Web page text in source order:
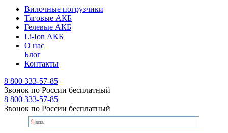
Вилочные погрузчики
Тяговые АКБ
Гелевые АКБ
Li-Ion АКБ
О нас
Блог
Контакты
8 800 333-57-85
Звонок по России бесплатный
8 800 333-57-85
Звонок по России бесплатный